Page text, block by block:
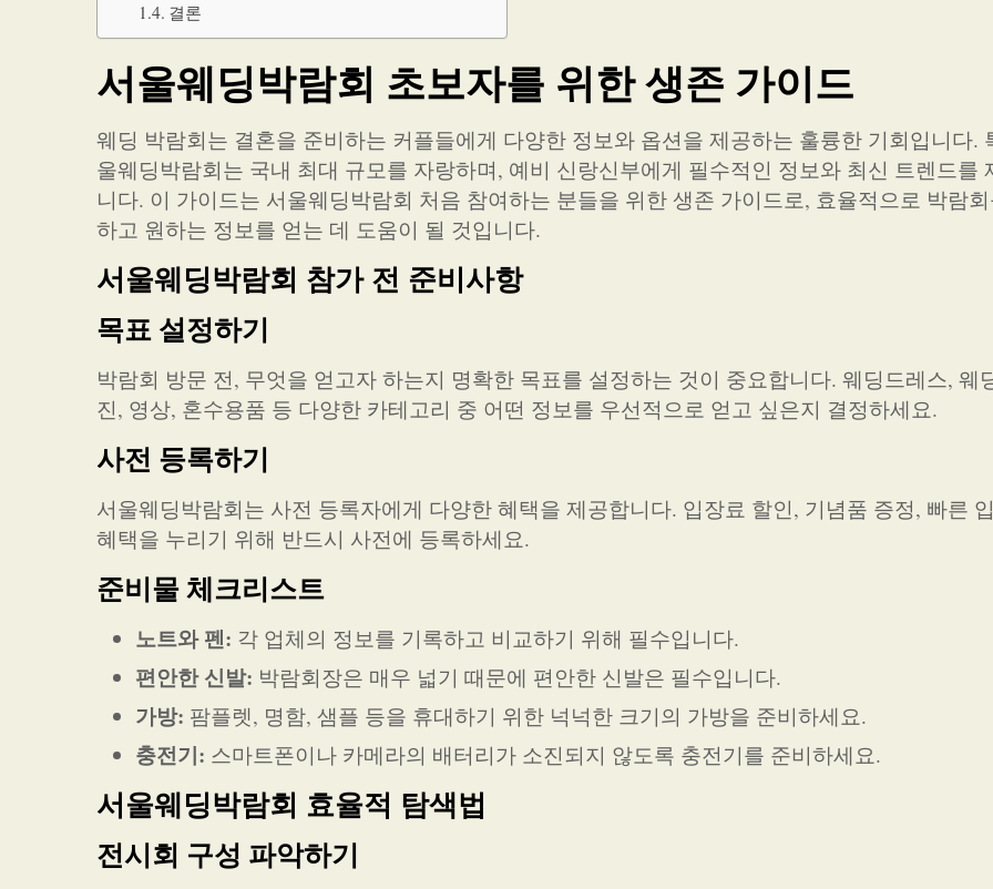
결론
서울웨딩박람회 초보자를 위한 생존 가이드
웨딩 박람회는 결혼을 준비하는 커플들에게 다양한 정보와 옵션을 제공하는 훌륭한 기회입니다.
울웨딩박람회는 국내 최대 규모를 자랑하며, 예비 신랑신부에게 필수적인 정보와 최신 트렌드를
니다. 이 가이드는 서울웨딩박람회 처음 참여하는 분들을 위한 생존 가이드로, 효율적으로 박람
하고 원하는 정보를 얻는 데 도움이 될 것입니다.
서울웨딩박람회 참가 전 준비사항
목표 설정하기
박람회 방문 전, 무엇을 얻고자 하는지 명확한 목표를 설정하는 것이 중요합니다. 웨딩드레스, 웨
진, 영상, 혼수용품 등 다양한 카테고리 중 어떤 정보를 우선적으로 얻고 싶은지 결정하세요.
사전 등록하기
서울웨딩박람회는 사전 등록자에게 다양한 혜택을 제공합니다. 입장료 할인, 기념품 증정, 빠른
혜택을 누리기 위해 반드시 사전에 등록하세요.
준비물 체크리스트
노트와 펜: 각 업체의 정보를 기록하고 비교하기 위해 필수입니다.
편안한 신발: 박람회장은 매우 넓기 때문에 편안한 신발은 필수입니다.
가방: 팜플렛, 명함, 샘플 등을 휴대하기 위한 넉넉한 크기의 가방을 준비하세요.
충전기: 스마트폰이나 카메라의 배터리가 소진되지 않도록 충전기를 준비하세요.
서울웨딩박람회 효율적 탐색법
전시회 구성 파악하기